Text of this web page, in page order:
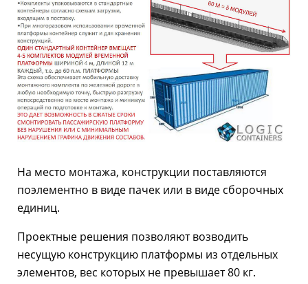
На место монтажа, конструкции поставляются
поэлементно в виде пачек или в виде сборочных
единиц.
Проектные решения позволяют возводить
несущую конструкцию платформы из отдельных
элементов, вес которых не превышает 80 кг.